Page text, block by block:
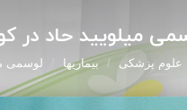
میلویید حاد در
علوم پزشکی بیماریها لوسمی